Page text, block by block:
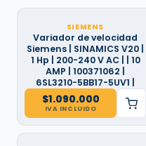
SIEMENS
Variador de velocidad
Siemens | SINAMICS V20 |
1 Hp | 200-240 V AC | | 10
AMP | 100371062 |
6SL3210-5BB17-5UV1 |
$1.090.000
IVA INCLUIDO